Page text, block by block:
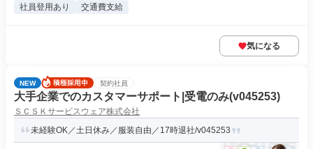
社員登用あり 交通費支給
気になる
NEW 契約社員
大手企業でのカスタマーサポート|受電のみ(v045253)
ＳＣＳＫサービスウェア株式会社
未経験OK／土日休み／服装自由／17時退社/v045253